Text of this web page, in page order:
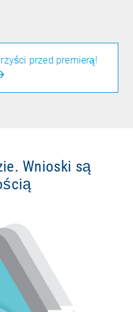
przed premierą!
Wnioski są